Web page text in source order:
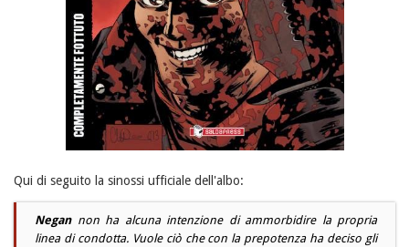
Qui di seguito la sinossi ufficiale dell'albo:
Negannon ha alcuna intenzione di ammorbidire la propria
linea di condotta. Vuole ciò che con la prepotenza ha deciso gli